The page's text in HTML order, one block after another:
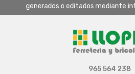
generados o editados mediante
965 564 238